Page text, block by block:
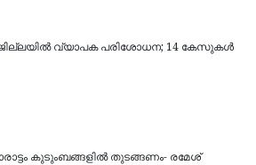
വ്യാപക പരിശോധന; 14 കേസുകൾ
കുടുംബങ്ങളിൽ തുടങ്ങണം- രമേശ്